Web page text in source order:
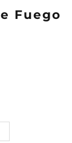
Fuego